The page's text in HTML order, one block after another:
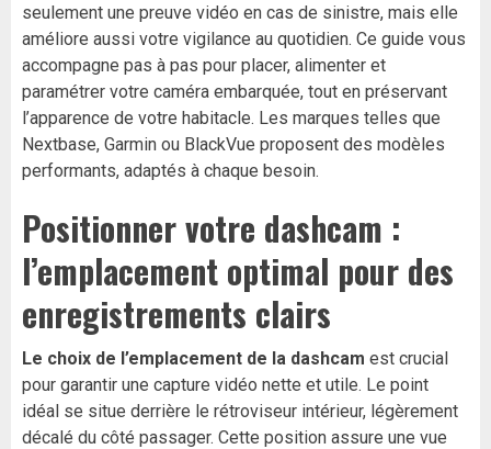
seulement une preuve vidéo en cas de sinistre, mais elle
améliore aussi votre vigilance au quotidien. Ce guide vous
accompagne pas à pas pour placer, alimenter et
paramétrer votre caméra embarquée, tout en préservant
l’apparence de votre habitacle. Les marques telles que
Nextbase, Garmin ou BlackVue proposent des modèles
performants, adaptés à chaque besoin.
Positionner votre dashcam :
l’emplacement optimal pour des
enregistrements clairs
Le choix de l’emplacement de la dashcam est crucial
pour garantir une capture vidéo nette et utile. Le point
idéal se situe derrière le rétroviseur intérieur, légèrement
décalé du côté passager. Cette position assure une vue